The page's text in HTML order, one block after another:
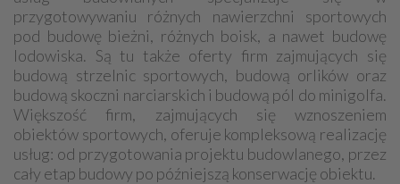
przygotowywaniu różnych nawierzchni sportowych
pod budowę bieżni, różnych boisk, a nawet budowę
lodowiska. Są tu także oferty firm zajmujących się
budową strzelnic sportowych, budową orlików oraz
budową skoczni narciarskich i budową pól do minigolfa.
Większość firm, zajmujących się wznoszeniem
obiektów sportowych, oferuje kompleksową realizację
usług: od przygotowania projektu budowlanego, przez
cały etap budowy po późniejszą konserwację obiektu.